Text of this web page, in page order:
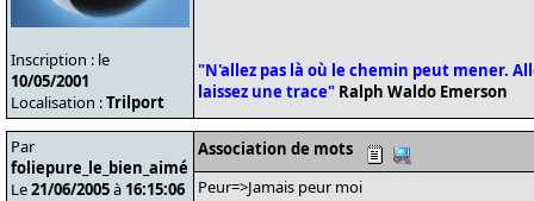
Inscription : le
10/05/2001
Localisation :Trilport
"N'allez pas là où le chemin peut mener.
laissez une trace" Ralph Waldo Emerson
Par
foliepure_le_bien_aimé
Le21/06/2005à 16:15:06
Association de mots
Peur=>Jamais peur moi